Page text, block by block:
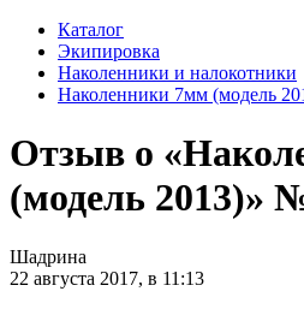
Каталог
Экипировка
Наколенники и налокотники
Наколенники 7мм (модель
Отзыв о
(модель 2013)»
Шадрина
22 августа 2017, в 11:13